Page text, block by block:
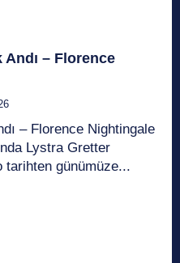
– Florence
– Florence Nightingale
Lystra Gretter
tarihten günümüze...